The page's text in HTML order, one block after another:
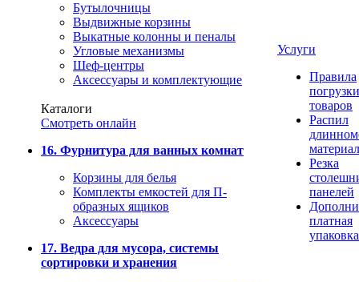
Бутылочницы
Выдвижные корзины
Выкатные колонны и пеналы
Угловые механизмы
Шеф-центры
Аксессуары и комплектующие
Каталоги
Смотреть онлайн
16. Фурнитура для ванных комнат
Корзины для белья
Комплекты емкостей для П-
образных ящиков
Аксессуары
17. Ведра для мусора, системы
сортировки и хранения
Услуги
Правила
погрузки
товаров
Распил
Резка
панелей
платная
упаковка